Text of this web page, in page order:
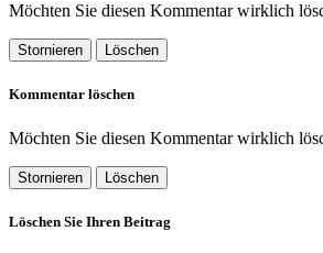
Möchten Sie diesen Kommentar wirklich
Stornieren Löschen
Kommentar löschen
Möchten Sie diesen Kommentar wirklich
Stornieren Löschen
Löschen Sie Ihren Beitrag